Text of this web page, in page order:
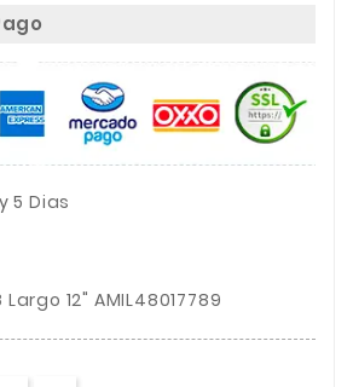
5 Dias
12" AMIL48017789